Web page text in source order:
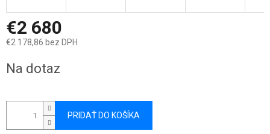
€2 680
€2 178,86 bez DPH
cena:
Na dotaz
PRIDAŤ DO KOŠÍKA